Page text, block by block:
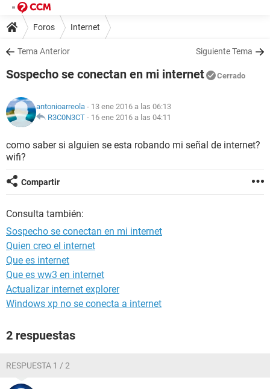
Foros Internet
Tema Anterior Siguiente Tema
Sospecho se conectan en mi internet Cerrado
antonioarreola - 13 ene 2016 a las 06:13
R3C0N3CT - 16 ene 2016 a las 04:11
como saber si alguien se esta robando mi señal de internet?
wifi?
Compartir
Consulta también:
Sospecho se conectan en mi internet
Quien creo el internet
Que es internet
Que es ww3 en internet
Actualizar internet explorer
Windows xp no se conecta a internet
2 respuestas
RESPUESTA 1 / 2